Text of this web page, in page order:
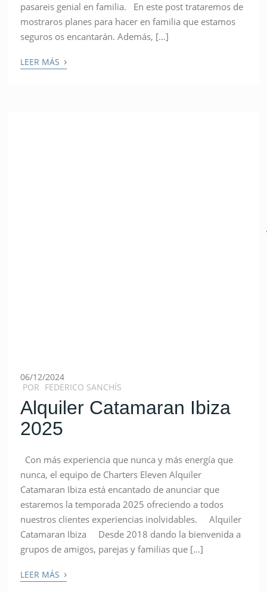
pasareis genial en familia. En este post trataremos de
mostraros planes para hacer en familia que estamos
seguros os encantarán. Además, […]
LEER MÁS ›
06/12/2024
POR FEDERICO SANCHÍS
Alquiler Catamaran Ibiza
2025
Con más experiencia que nunca y más energía que
nunca, el equipo de Charters Eleven Alquiler
Catamaran Ibiza está encantado de anunciar que
estaremos la temporada 2025 ofreciendo a todos
nuestros clientes experiencias inolvidables. Alquiler
Catamaran Ibiza Desde 2018 dando la bienvenida a
grupos de amigos, parejas y familias que […]
LEER MÁS ›